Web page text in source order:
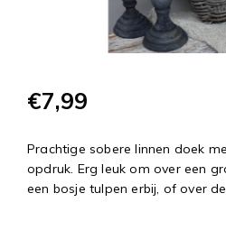
€7,99
Prachtige sobere linnen doek
opdruk. Erg leuk om over een
een bosje tulpen erbij, of over